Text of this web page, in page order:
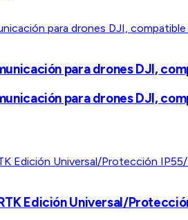
para drones DJI,
para drones DJI,
Edición Universal/